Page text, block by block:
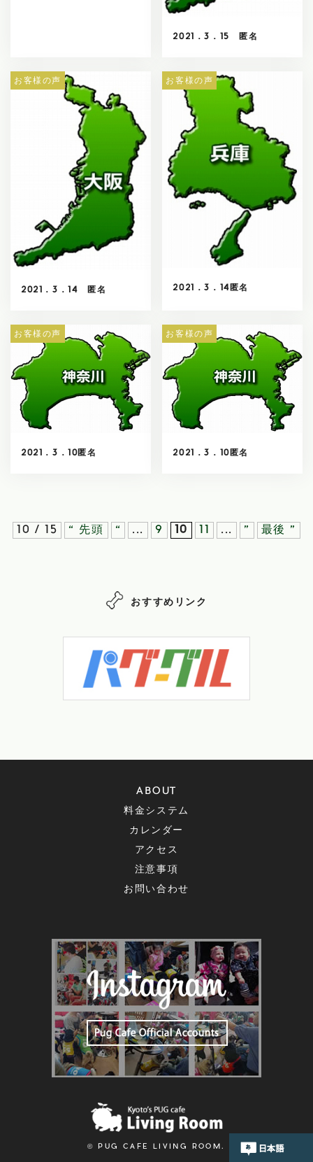
2021．3．15 匿名
お客様の声
2021．3．14 匿名
お客様の声
2021．3．14匿名
お客様の声
2021．3．10匿名
お客様の声
2021．3．10匿名
10 / 15 « 先頭 « ... 9 10 ... » 最後 »
おすすめリンク
ABOUT
料金システム
カレンダー
アクセス
注意事項
お問い合わせ
© PUG CAFE LIVING ROOM.